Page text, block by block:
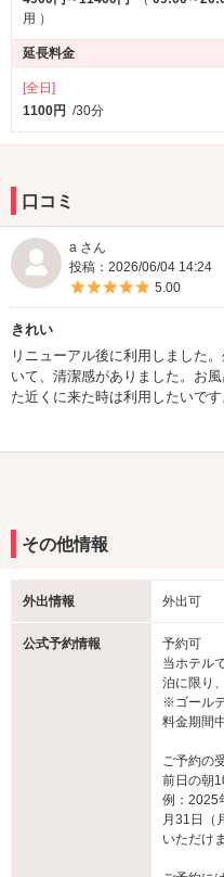
用 ）
延長料金
[全日]
1100円 /30分
口コミ
a さん
投稿：2026/06/04 14:24
5つ星のうち5
5.00
きれい
リニューアル後に利用しました
いて、清潔感がありました。お
た近くに来た時は利用したいです
その他情報
外出情報 外出可
公式予約情報
予約可
当ホテル
泊に限り
※ゴール
料金期間
ご予約の
前日の朝
例：2025
月31日（
いただけ